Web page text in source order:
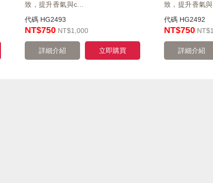
致，提升香氣與c...
代碼 HG2493
NT$750 NT$1,000
立即購買
詳細介紹
致，提升香氣
代碼 HG2492
NT$750 NT
詳細介紹